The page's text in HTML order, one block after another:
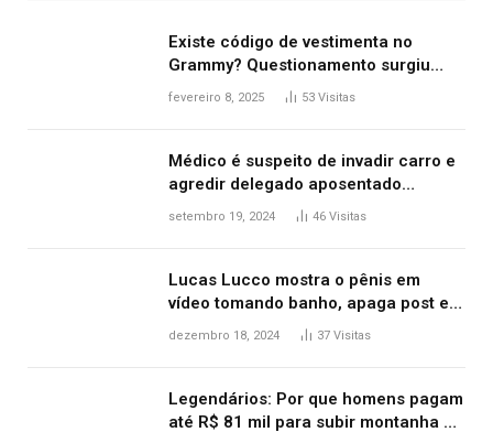
Existe código de vestimenta no
Grammy? Questionamento surgiu
após Bianca Censori, mulher de
fevereiro 8, 2025 53 Visitas
Médico é suspeito de invadir carro e
agredir delegado aposentado
durante confusão no trânsito
setembro 19, 2024 46 Visitas
Lucas Lucco mostra o pênis em
vídeo tomando banho, apaga post e
diz ‘foi mal’
dezembro 18, 2024 37 Visitas
Legendários: Por que homens pagam
até R$ 81 mil para subir montanha e